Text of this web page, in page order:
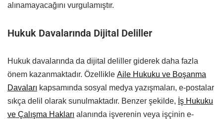
alınamayacağını vurgulamıştır.
Hukuk Davalarında Dijital Deliller
Hukuk davalarında da dijital deliller giderek daha fazla
önem kazanmaktadır. Özellikle Aile Hukuku ve Boşanma
Davaları kapsamında sosyal medya yazışmaları, e-postalar
sıkça delil olarak sunulmaktadır. Benzer şekilde, İş Hukuku
ve Çalışma Hakları alanında işverenin veya işçinin e-